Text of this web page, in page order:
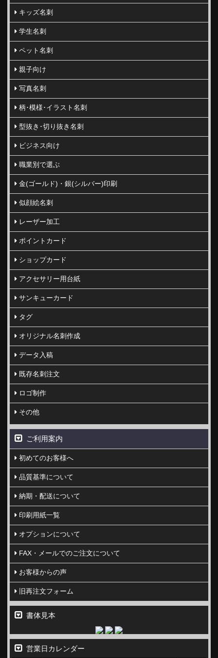
キッズ名刺
学生名刺
ペット名刺
親子向け
写真名刺
柄･模様･イラスト名刺
型抜き･切り抜き名刺
ビジネス向け
職業別で選ぶ
金(ゴールド)・銀(シルバー)印刷
似顔絵名刺
レーザー加工
ポイントカード
ショップカード
アクセサリー用台紙
サンキューカード
タグ
オリジナル名刺作成
データ入稿
既存名刺注文
ロゴ制作
その他
ご利用案内
初めてのお客様へ
品質基準について
納期・配送について
印刷用紙一覧
オプションについて
FAX・メールでのご注文について
お客様からの声
旧再注文フォーム
書体見本
営業日カレンダー